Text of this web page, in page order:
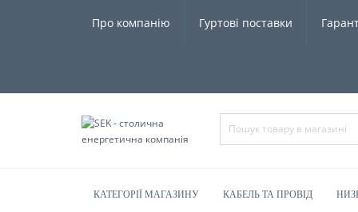
Про компанію Гуртові поставки
КАТЕГОРІЇ МАГАЗИНУ КАБЕЛЬ ТА ПРОВІД